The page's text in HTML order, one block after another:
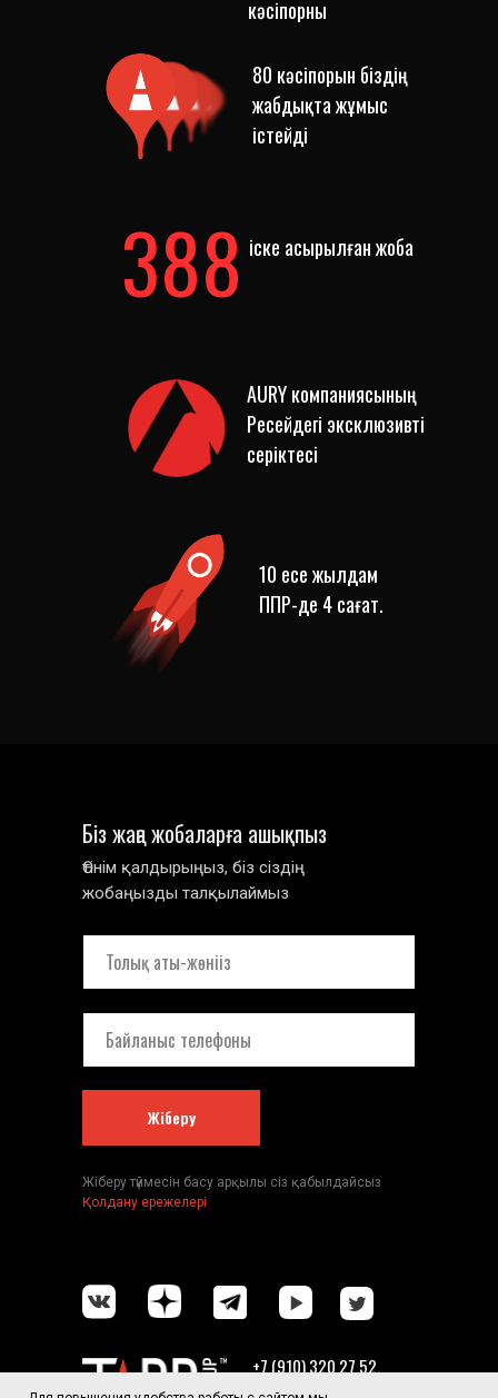
кәсіпорны
AURY компаниясының
Ресейдегі эксклюзивті
серіктесі
388 іске асырылған жоба
80 кәсіпорын біздің
жабдықта жұмыс
істейді
10 есе жылдам
ППР-де 4 сағат.
Жіберу
Жіберу түймесін басу арқылы сіз қабылдайсыз
Қолдану ережелері
Біз жаңа жобаларға ашықпыз
Өтінім қалдырыңыз, біз сіздің
жобаңызды талқылаймыз
+7 (910) 320 27 52,
e-mail:info@tapp-